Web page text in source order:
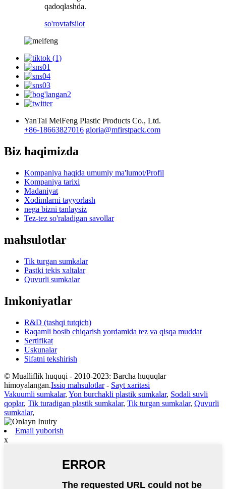
qadoqlashda.
so'rovtafsilot
YanTai MeiFeng Plastic Products Co., Ltd.
+86-18663827016 gloria@mfirstpack.com
Biz haqimizda
Kompaniya haqida umumiy ma'lumot/Profil
Kompaniya tarixi
Madaniyat
Xodimlarni tayyorlash
nega bizni tanlaysiz
Tez-tez so'raladigan savollar
mahsulotlar
Tik turgan sumkalar
Pastki tekis xaltalar
Quvurli sumkalar
Imkoniyatlar
R&D (tashqi tutqich)
Raqamli bosib chiqarish yordamida tez va qisqa muddat
Sertifikat
Uskunalar
Sifatni tekshirish
© Mualliflik huquqi - 2010-2023: Barcha huquqlar
himoyalangan.Issiq mahsulotlar- Sayt xaritasi
Vakuumli sumkalar, Yon burchakli plastik sumkalar, Sodali suvli
qoplar, Tik turadigan plastik sumkalar, Tik turgan sumkalar, Quvurli
sumkalar,
Email yuborish
x